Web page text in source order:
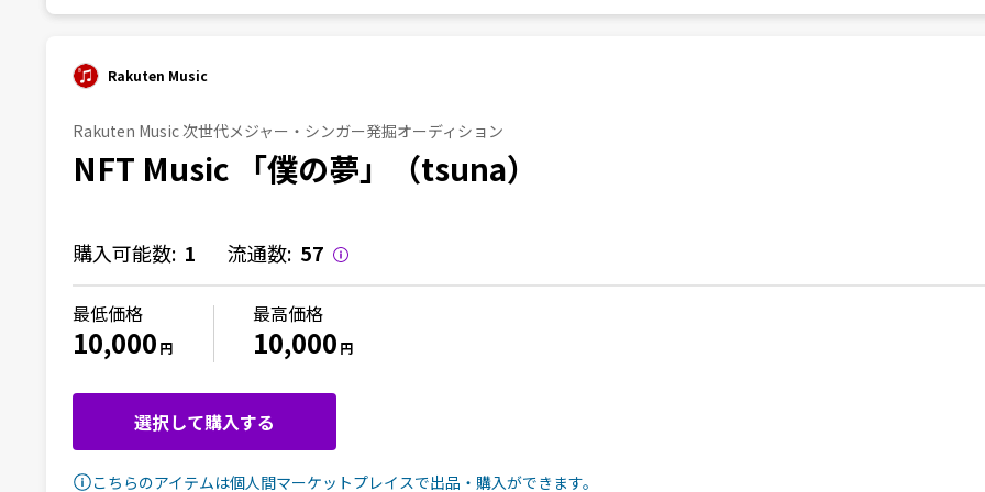
Rakuten Music
Rakuten Music 次世代メジャー・シンガー発掘オーディション
NFT Music 「僕の夢」（tsuna）
購入可能数: 1 流通数: 57
最低価格
10,000 円
最高価格
10,000 円
選択して購入する
こちらのアイテムは個人間マーケットプレイスで出品・購入ができます。